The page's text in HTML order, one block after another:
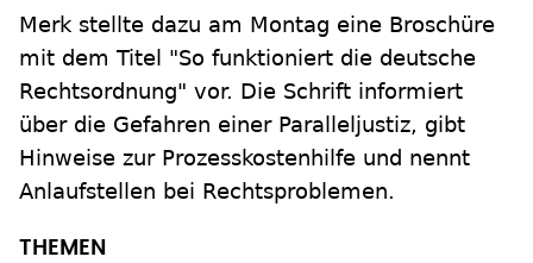
Merk stellte dazu am Montag eine Broschüre
mit dem Titel "So funktioniert die deutsche
Rechtsordnung" vor. Die Schrift informiert
über die Gefahren einer Paralleljustiz, gibt
Hinweise zur Prozesskostenhilfe und nennt
Anlaufstellen bei Rechtsproblemen.